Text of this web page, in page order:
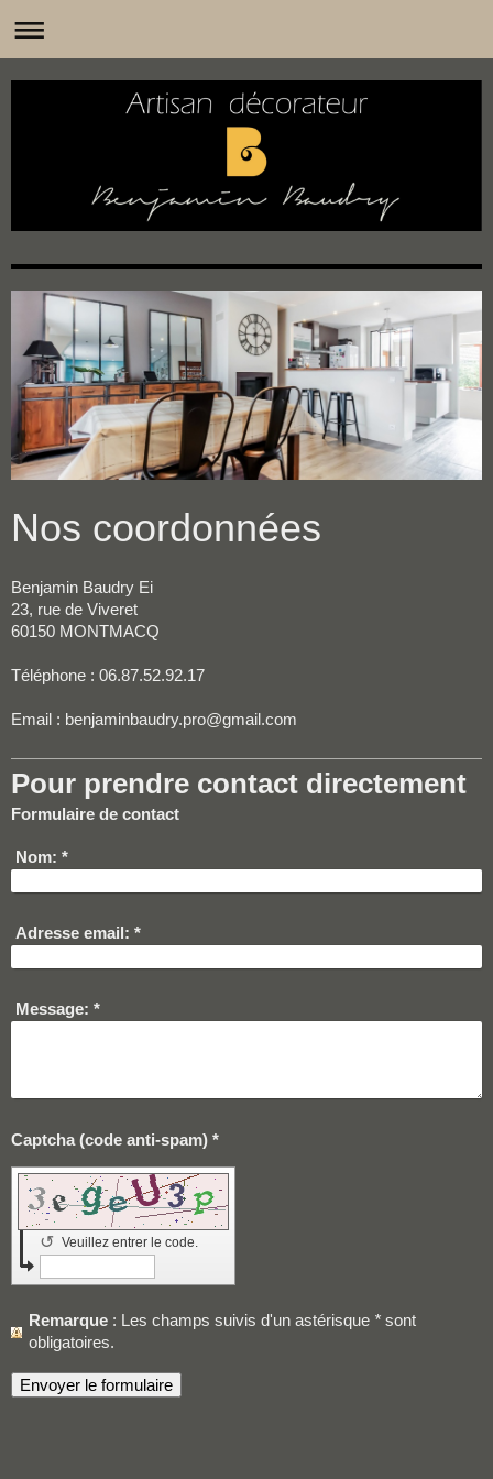
Nos coordonnées
Benjamin Baudry Ei
23, rue de Viveret
60150 MONTMACQ
Téléphone : 06.87.52.92.17
Email : benjaminbaudry.pro@gmail.com
Pour prendre contact directement
Formulaire de contact
Nom: *
Adresse email: *
Message: *
Captcha (code anti-spam) *
Veuillez entrer le code.
↺
Remarque : Les champs suivis d'un astérisque * sont
obligatoires.